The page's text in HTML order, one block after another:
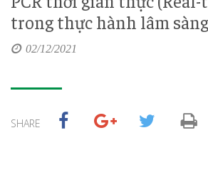
trong thực hành lâm
02/12/2021
SHARE